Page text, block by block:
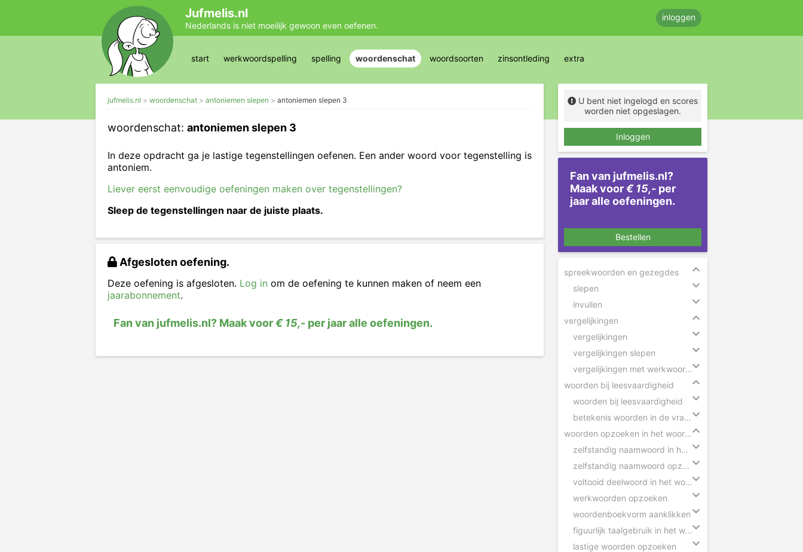
Jufmelis.nl
Nederlands is niet moeilijk gewoon even oefenen.
inloggen
start werkwoordspelling spelling woordenschat woordsoorten zinsontleding extra
jufmelis.nl woordenschat antoniemen slepen antoniemen slepen 3
woordenschat: antoniemen slepen 3
In deze opdracht ga je lastige tegenstellingen oefenen. Een ander woord voor tegenstelling is
antoniem.
Liever eerst eenvoudige oefeningen maken over tegenstellingen?
Sleep de tegenstellingen naar de juiste plaats.
Afgesloten oefening.
Deze oefening is afgesloten. Log in om de oefening te kunnen maken of neem een
jaarabonnement.
Fan van jufmelis.nl? Maak voor€ 15,- per jaar alle oefeningen.
U bent niet ingelogd en scores
worden niet opgeslagen.
Inloggen
Fan van jufmelis.nl?
Maak voor€ 15,- per
jaar alle oefeningen.
Bestellen
spreekwoorden en gezegdes
slepen
invullen
vergelijkingen
vergelijkingen
vergelijkingen slepen
vergelijkingen met werkwoorden
woorden bij leesvaardigheid
woorden bij leesvaardigheid
betekenis woorden in de vragen
woorden opzoeken in het woordenboek
zelfstandig naamwoord in het woordenboek
zelfstandig naamwoord opzoeken
voltooid deelwoord in het woordenboek
werkwoorden opzoeken
woordenboekvorm aanklikken
figuurlijk taalgebruik in het woordenboek
lastige woorden opzoeken